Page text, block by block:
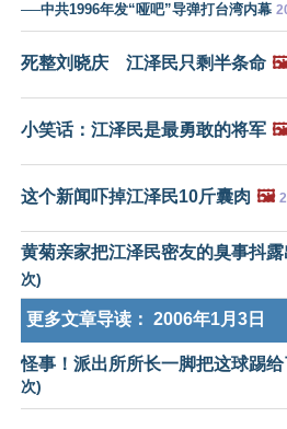
──中共1996年发“哑吧”导弹打台湾内幕
死整刘晓庆 江泽民只剩半条命
小笑话：江泽民是最勇敢的将军
这个新闻吓掉江泽民10斤囊肉 🖼️
黄菊亲家把江泽民密友的臭事抖
次)
更多文章导读： 2006年1月3日
怪事！派出所所长一脚把这球踢
次)